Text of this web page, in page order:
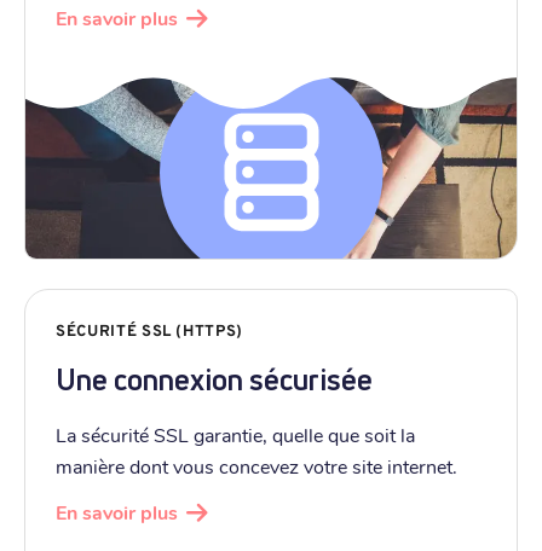
En savoir plus
SÉCURITÉ SSL (HTTPS)
Une connexion sécurisée
La sécurité SSL garantie, quelle que soit la
manière dont vous concevez votre site internet.
En savoir plus